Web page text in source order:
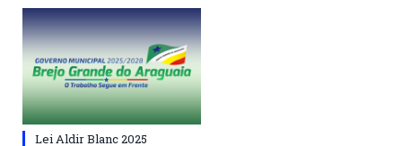
Lei Aldir Blanc 2025